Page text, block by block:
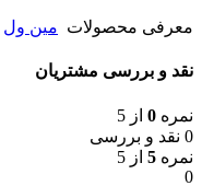
معرفی محصولات مین ول
نقد و بررسی مشتریان
نمره 0 از 5
0 نقد و بررسی
نمره 5 از 5
0